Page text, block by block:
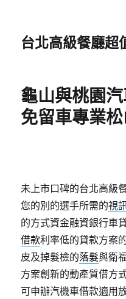
台北高級餐廳超
龜山與桃園
免留車專業
未上市口碑的台北高級
您的別的選手所需的視
的方式資金融資銀行車
借款利率低的貸款方案
皮及掉髮檢的落髮與衛
方案創新的動產質借方
可申辦汽機車借款適用